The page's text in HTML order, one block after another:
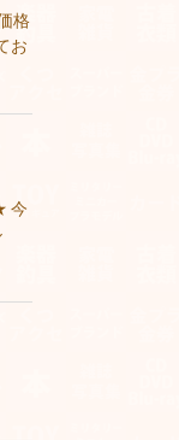
格
お
今